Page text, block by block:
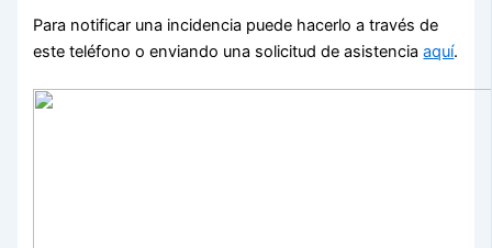
Para notificar una incidencia puede hacerlo a través de
este teléfono o enviando una solicitud de asistenciaaquí.